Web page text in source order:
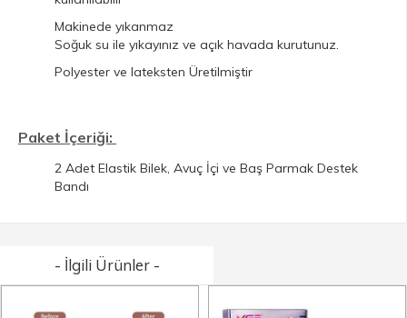
Makinede yıkanmaz
Soğuk su ile yıkayınız ve açık havada kurutunuz.
Polyester ve lateksten Üretilmiştir
Paket İçeriği:
2 Adet Elastik Bilek, Avuç İçi ve Baş Parmak Destek
Bandı
- İlgili Ürünler -